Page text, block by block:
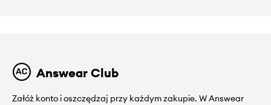
Answear Club
Załóż konto i oszczędzaj przy każdym zakupie. W Answear